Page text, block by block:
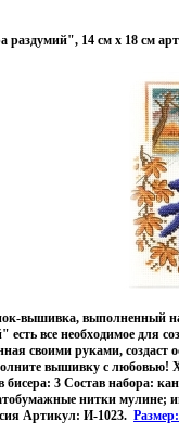
14 см х 18 см
вышивка, выполненный на
все необходимое для
своими руками,
вышивку с любовью!
бисера: 3 Состав набора:
нитки мулине;
Артикул: И-1023.